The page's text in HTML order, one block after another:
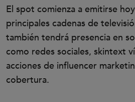
El spot comienza a emitirse
principales cadenas de
también tendrá presencia en
como redes sociales, skintext
acciones de influencer
cobertura.